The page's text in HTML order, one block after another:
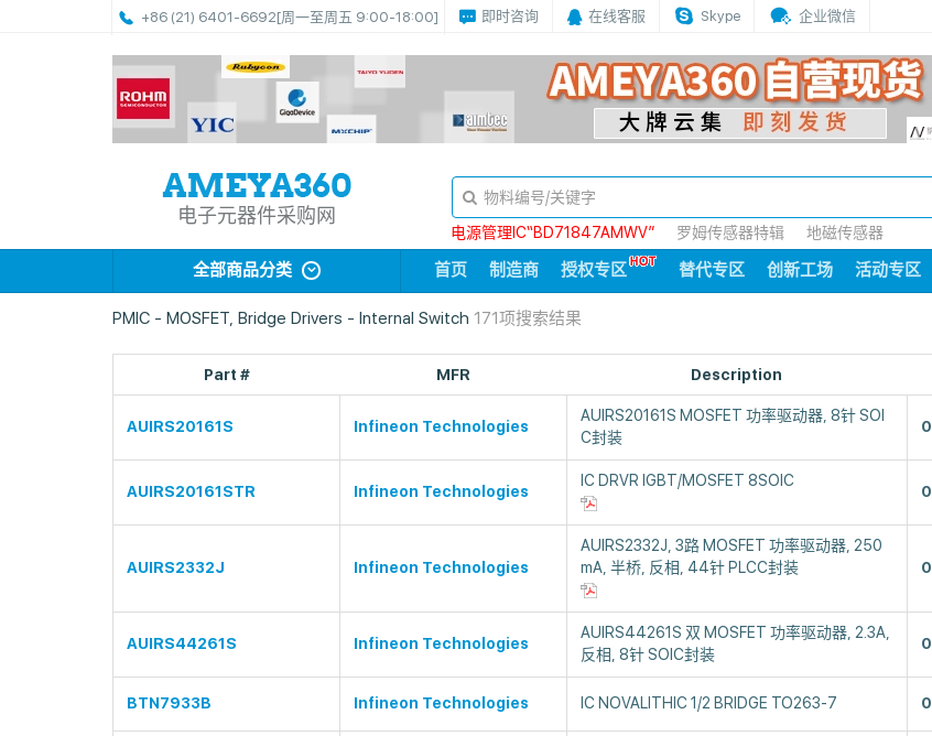
+86 (21) 6401-6692[周一至周五 9:00-18:00] 即时咨询 在线客服 Skype 企业微信
电子元器件采购网
电源管理IC“BD71847AMWV”
罗姆传感器特辑 地磁传感器
全部商品分类 首页 制造商 授权专区 替代专区 创新工场 活动专区
PMIC - MOSFET, Bridge Drivers - Internal Switch 171项搜索结果
Part # MFR Description
AUIRS20161S Infineon Technologies
AUIRS20161S MOSFET 功率驱动器, 8针 SOI
C封装
0
AUIRS20161STR Infineon Technologies
IC DRVR IGBT/MOSFET 8SOIC
0
AUIRS2332J Infineon Technologies
AUIRS2332J, 3路 MOSFET 功率驱动器, 250
mA, 半桥, 反相, 44针 PLCC封装
0
AUIRS44261S Infineon Technologies
AUIRS44261S 双 MOSFET 功率驱动器, 2.3A,
反相, 8针 SOIC封装
0
BTN7933B Infineon Technologies IC NOVALITHIC 1/2 BRIDGE TO263-7 0